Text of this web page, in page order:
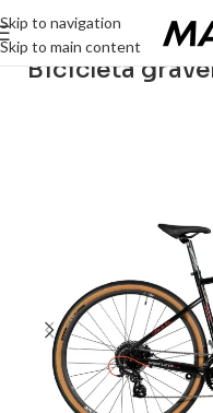
Skip to navigation
Skip to main content
Bicicleta